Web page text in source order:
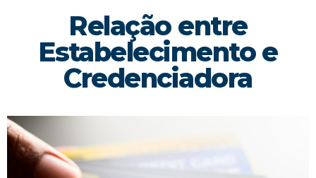
Relação entre
Estabelecimento e
Credenciadora